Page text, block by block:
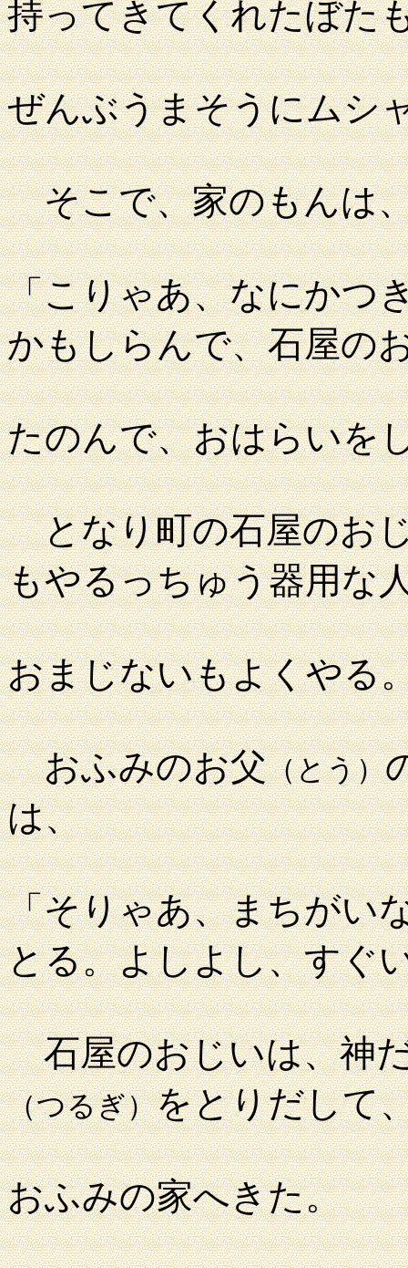
持ってきてくれたぼた
ぜんぶうまそうにムシ
そこで、家のもんは
「こりゃあ、なにかつ
かもしらんで、石屋の
たのんで、おはらいを
となり町の石屋のお
もやるっちゅう器用な
おまじないもよくやる
おふみのお父（とう）
は、
「そりゃあ、まちがい
とる。よしよし、すぐ
石屋のおじいは、神
（つるぎ）をとりだして
おふみの家へきた。